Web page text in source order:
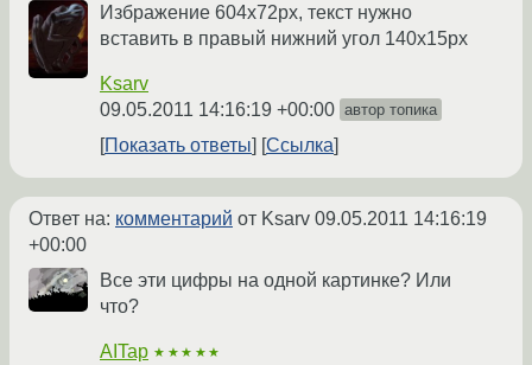
Избражение 604х72px, текст нужно
вставить в правый нижний угол 140х15px
Ksarv
09.05.2011 14:16:19 +00:00 автор топика
Показать ответы Ссылка
Ответ на: комментарий от Ksarv 09.05.2011 14:16:19
+00:00
Все эти цифры на одной картинке? Или
что?
AITap ★★★★★